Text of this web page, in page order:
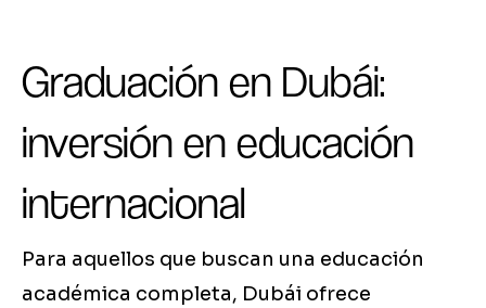
Graduación en Dubái:
inversión en educación
internacional
Para aquellos que buscan una educación
académica completa, Dubái ofrece